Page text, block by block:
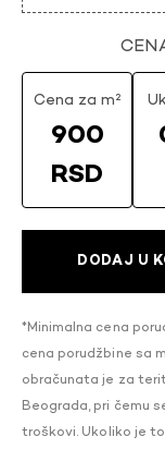
Cena za m²
900
RSD
DODAJ U
*Minimalna cena
cena porudžbine sa
obračunata je za
Beograda, pri čemu
troškovi. Ukoliko je